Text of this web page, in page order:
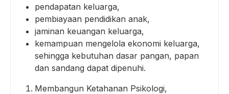
pendapatan keluarga,
pembiayaan pendidikan anak,
jaminan keuangan keluarga,
kemampuan mengelola ekonomi keluarga,
sehingga kebutuhan dasar pangan, papan
dan sandang dapat dipenuhi.
Membangun Ketahanan Psikologi,